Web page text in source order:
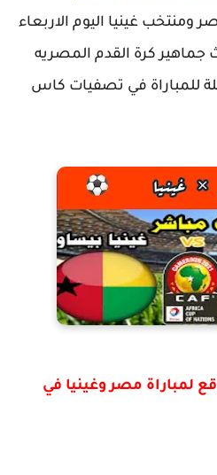
غينيا اليوم الاربعاء
6/14 وتبحث جماهير كرة القدم المصريه
للمباراة في تصفيات كاس
لمباراة مصر وغينيا في